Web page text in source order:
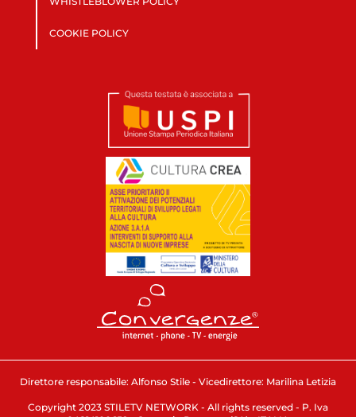
COOKIE POLICY
Direttore responsabile: Alfonso Stile - Vicedirettore: Marilina Letizia
Copyright 2023 STILETV NETWORK - All rights reserved - P. Iva